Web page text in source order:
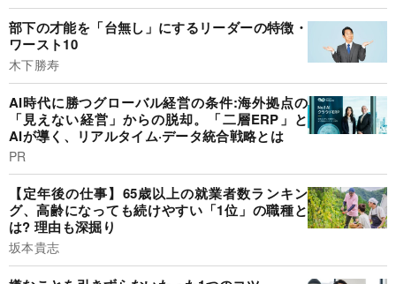
部下の才能を「台無し」にするリーダーの特徴・
ワースト10
木下勝寿
AI時代に勝つグローバル経営の条件:海外拠点の
「見えない経営」からの脱却。「二層ERP」と
AIが導く、リアルタイム·データ統合戦略とは
PR
【定年後の仕事】65歳以上の就業者数ランキン
グ、高齢になっても続けやすい「1位」の職種と
は? 理由も深掘り
坂本貴志